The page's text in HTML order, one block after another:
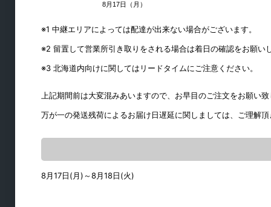
フック
ダストシュート
スライド丁番
丁番
ステー・ヒンジ
引戸用レール
8月17日（月）
※1 中継エリアによっては配達が出来ない場合がございます。
※2 留置して営業所引き取りをされる場合は着日の確認をお願い
※3 北海道内向けに関してはリードタイムにご注意ください。
上記期間前は大変混みあいますので、お早目のご注文をお願い
万が一の発送残荷によるお届け日遅延に関しましては、ご理解
8月17日(月)～8月18日(火)